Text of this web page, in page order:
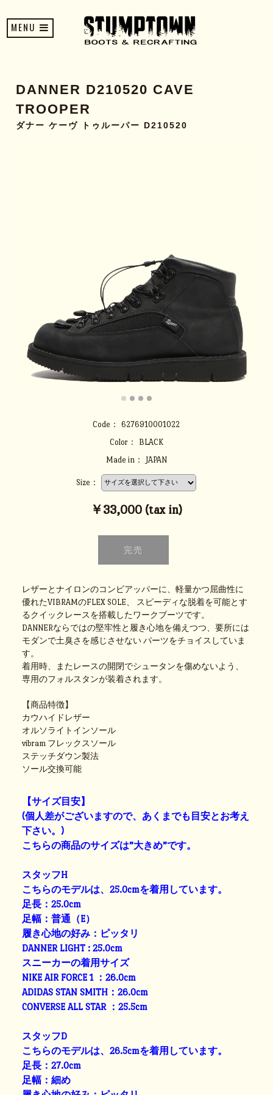
MENU
DANNER D210520 CAVE
TROOPER
ダナー ケーヴ トゥルーパー D210520
Code：
6276910001022
Color：
BLACK
Made in：
JAPAN
Size：
￥33,000 (tax in)
レザーとナイロンのコンビアッパーに、軽量かつ屈曲性に
優れたVIBRAMのFLEX SOLE、 スピーディな脱着を可能とす
るクイックレースを搭載したワークブーツです。
DANNERならではの堅牢性と履き心地を備えつつ、要所には
モダンで土臭さを感じさせない パーツをチョイスしていま
す。
着用時、またレースの開閉でシュータンを傷めないよう、
専用のフォルスタンが装着されます。
【商品特徴】
カウハイドレザー
オルソライトインソール
vibram フレックスソール
ステッチダウン製法
ソール交換可能
【サイズ目安】
(個人差がございますので、あくまでも目安とお考え
下さい。)
こちらの商品のサイズは”大きめ”です。
スタッフH
こちらのモデルは、25.0cmを着用しています。
足長：25.0cm
足幅：普通（E）
履き心地の好み：ピッタリ
DANNER LIGHT : 25.0cm
スニーカーの着用サイズ
NIKE AIR FORCE 1 ：26.0cm
ADIDAS STAN SMITH：26.0cm
CONVERSE ALL STAR ：25.5cm
スタッフD
こちらのモデルは、26.5cmを着用しています。
足長：27.0cm
足幅：細め